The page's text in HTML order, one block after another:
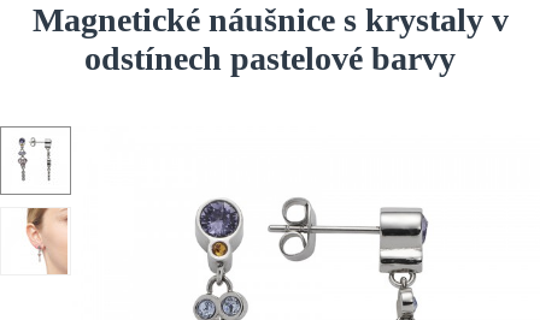
Magnetické náušnice s krystaly v
odstínech pastelové barvy